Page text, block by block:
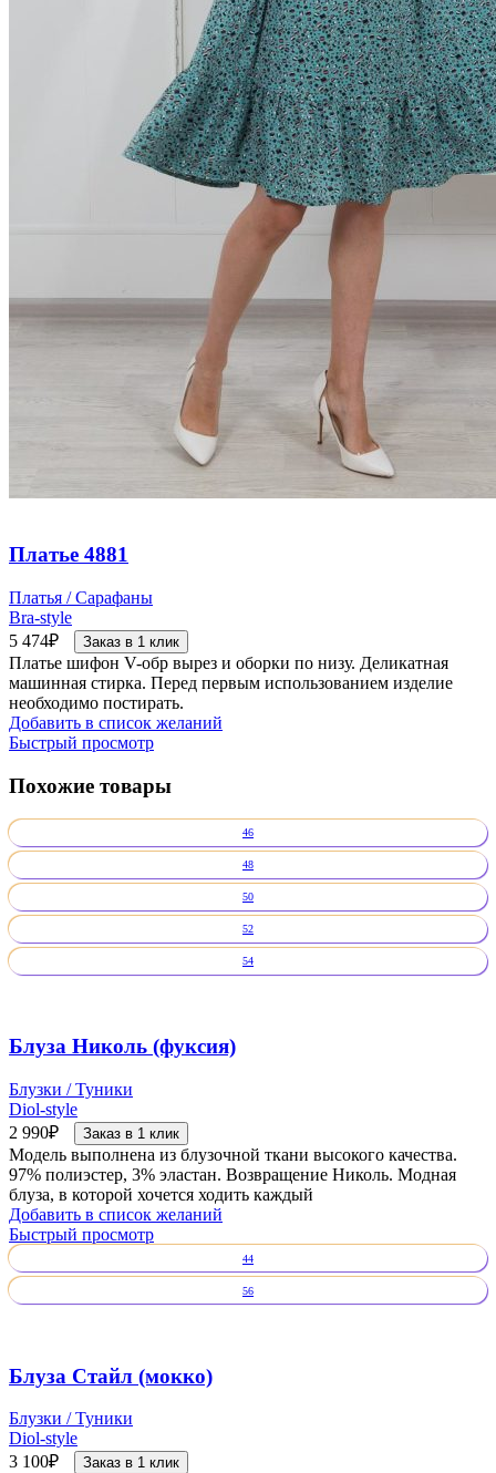
Платье 4881
Платья / Сарафаны
Bra-style
5 474₽ Заказ в 1 клик
Платье шифон V-обр вырез и оборки по низу. Деликатная
машинная стирка. Перед первым использованием изделие
необходимо постирать.
Добавить в список желаний
Быстрый просмотр
Похожие товары
46
48
50
52
54
Блуза Николь (фуксия)
Блузки / Туники
Diol-style
2 990₽ Заказ в 1 клик
Модель выполнена из блузочной ткани высокого качества.
97% полиэстер, 3% эластан. Возвращение Николь. Модная
блуза, в которой хочется ходить каждый
Добавить в список желаний
Быстрый просмотр
44
56
Блуза Стайл (мокко)
Блузки / Туники
Diol-style
3 100₽ Заказ в 1 клик